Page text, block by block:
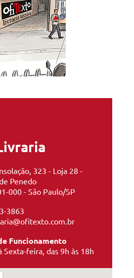
323 - Loja 28 -
Penedo
000 - São Paulo/SP
3863
Funcionamento
Sexta-feira, das 9h às 18h